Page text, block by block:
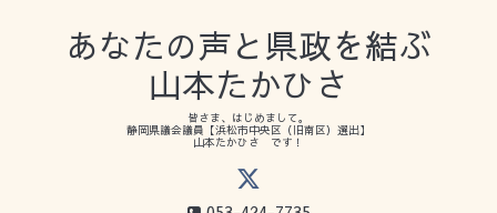
あなたの声と県政を結ぶ
山本たかひさ
皆さま、はじめまして。
静岡県議会議員【浜松市中央区（旧南区）選出】
山本たかひさ です！